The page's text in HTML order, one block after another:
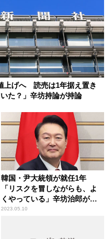
上げへ 読売は1年据え置き
た？」辛坊持論が持論
韓国・尹大統領が就任1年
「リスクを冒しながらも、よ
くやっている」辛坊治郎が高
評価
2023.05.10